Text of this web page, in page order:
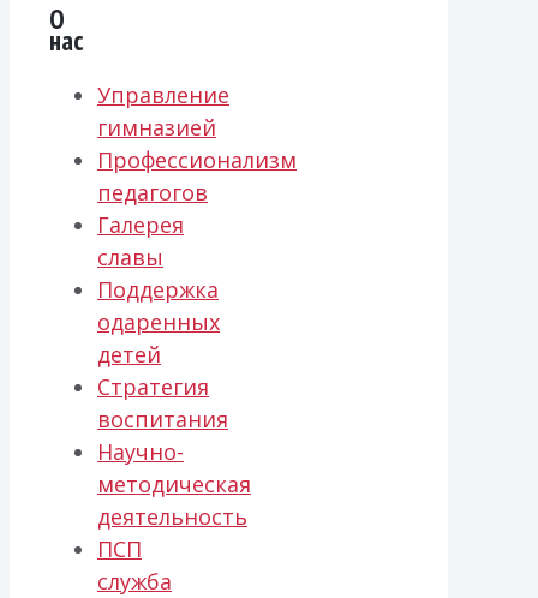
О
нас
Управление
гимназией
Профессионализм
педагогов
Галерея
славы
Поддержка
одаренных
детей
Стратегия
воспитания
Научно-
методическая
деятельность
ПСП
служба